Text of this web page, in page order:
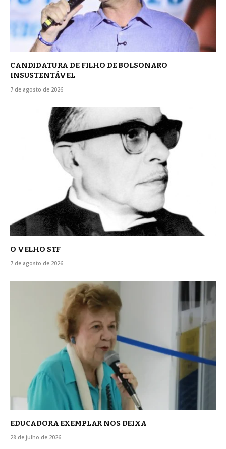
CANDIDATURA DE FILHO DE BOLSONARO
INSUSTENTÁVEL
7 de agosto de 2026
O VELHO STF
7 de agosto de 2026
EDUCADORA EXEMPLAR NOS DEIXA
28 de julho de 2026